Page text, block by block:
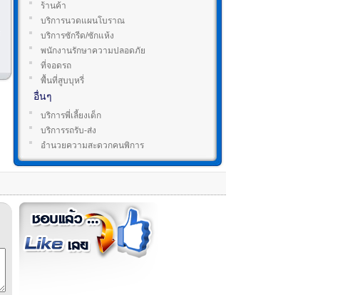
ร้านค้า
บริการนวดแผนโบราณ
บริการซักรีด/ซักแห้ง
พนักงานรักษาความปลอดภัย
ที่จอดรถ
พื้นที่สูบบุหรี่
อื่นๆ
บริการพี่เลี้ยงเด็ก
บริการรถรับ-ส่ง
อำนวยความสะดวกคนพิการ